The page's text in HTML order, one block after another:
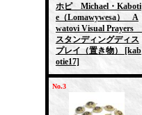
ホピ Michael・Kaboti
e（Lomawywesa） A
watovi Visual Prayers
スタンディングディス
プレイ（置き物）
[kab
otie17]
No.3